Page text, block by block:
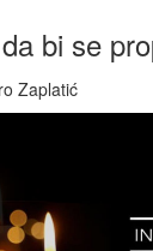
bi se
Zaplatić